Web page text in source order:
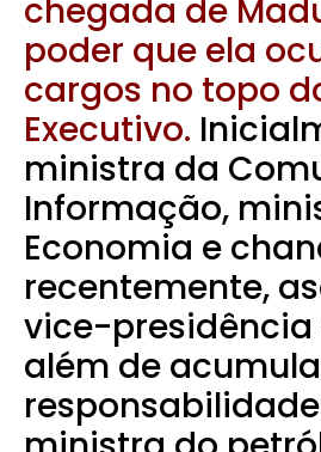
chegada de
poder que ela
cargos no topo
Executivo.
ministra da
Informação,
Economia e
recentemente,
vice-presidência
além de